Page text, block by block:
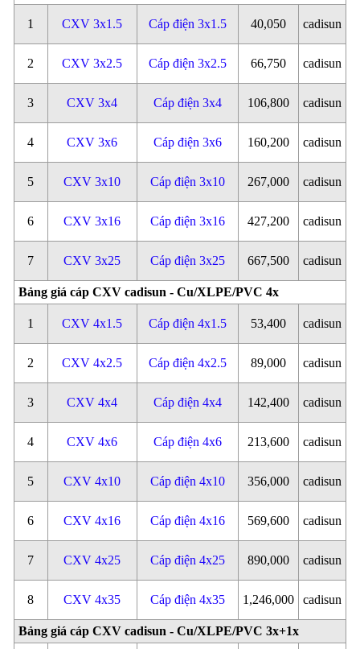
1 CXV 3x1.5 Cáp điện 3x1.5 40,050 cadisun
2 CXV 3x2.5 Cáp điện 3x2.5 66,750 cadisun
3 CXV 3x4 Cáp điện 3x4 106,800 cadisun
4 CXV 3x6 Cáp điện 3x6 160,200 cadisun
5 CXV 3x10 Cáp điện 3x10 267,000 cadisun
6 CXV 3x16 Cáp điện 3x16 427,200 cadisun
7 CXV 3x25 Cáp điện 3x25 667,500 cadisun
Bảng giá cáp CXV cadisun - Cu/XLPE/PVC 4x
1 CXV 4x1.5 Cáp điện 4x1.5 53,400 cadisun
2 CXV 4x2.5 Cáp điện 4x2.5 89,000 cadisun
3 CXV 4x4 Cáp điện 4x4 142,400 cadisun
4 CXV 4x6 Cáp điện 4x6 213,600 cadisun
5 CXV 4x10 Cáp điện 4x10 356,000 cadisun
6 CXV 4x16 Cáp điện 4x16 569,600 cadisun
7 CXV 4x25 Cáp điện 4x25 890,000 cadisun
8 CXV 4x35 Cáp điện 4x35 1,246,000 cadisun
Bảng giá cáp CXV cadisun - Cu/XLPE/PVC 3x+1x